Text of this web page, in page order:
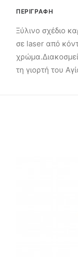
ΠΕΡΙΓΡΑΦΗ
Ξύλινο σχέδιο
σε laser από
τη γιορτή του